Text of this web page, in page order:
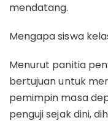
mendatang.
Mengapa siswa
Menurut panitia
bertujuan untuk
pemimpin masa
penguji sejak dini,